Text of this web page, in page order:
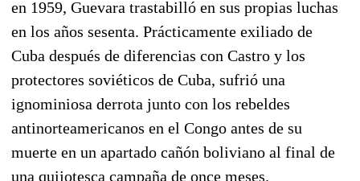
en 1959, Guevara trastabilló en sus propias luchas
en los años sesenta. Prácticamente exiliado de
Cuba después de diferencias con Castro y los
protectores soviéticos de Cuba, sufrió una
ignominiosa derrota junto con los rebeldes
antinorteamericanos en el Congo antes de su
muerte en un apartado cañón boliviano al final de
una quijotesca campaña de once meses.